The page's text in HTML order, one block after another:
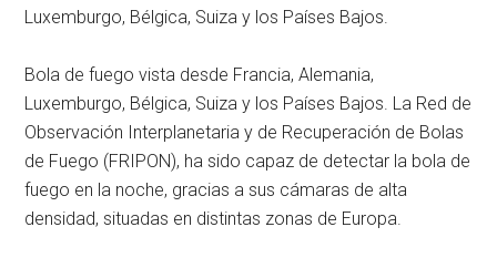
Luxemburgo, Bélgica, Suiza y los Países Bajos.
Bola de fuego vista desde Francia, Alemania,
Luxemburgo, Bélgica, Suiza y los Países Bajos. La Red de
Observación Interplanetaria y de Recuperación de Bolas
de Fuego (FRIPON), ha sido capaz de detectar la bola de
fuego en la noche, gracias a sus cámaras de alta
densidad, situadas en distintas zonas de Europa.